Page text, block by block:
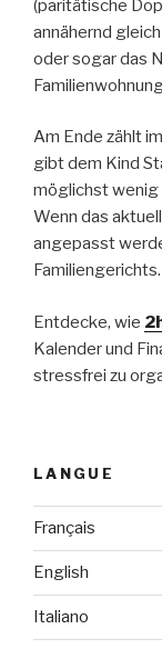
(paritätische
annähernd
oder sogar das
Am Ende zählt
gibt dem Kind
möglichst wenig
Wenn das
angepasst
Familiengerichts.
Entdecke, wie
Kalender und
stressfrei zu
LANGUE
Français
English
Italiano